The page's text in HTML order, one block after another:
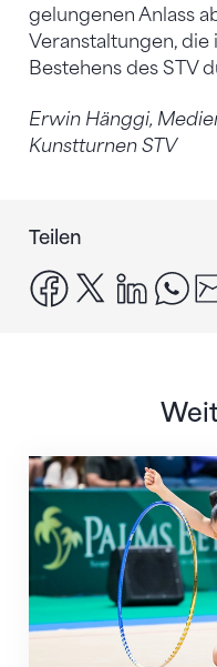
gelungenen Anlass
Veranstaltungen, die
Bestehens des STV
Erwin Hänggi,
Kunstturnen STV
Teilen
facebook
x
Nächster Halt: